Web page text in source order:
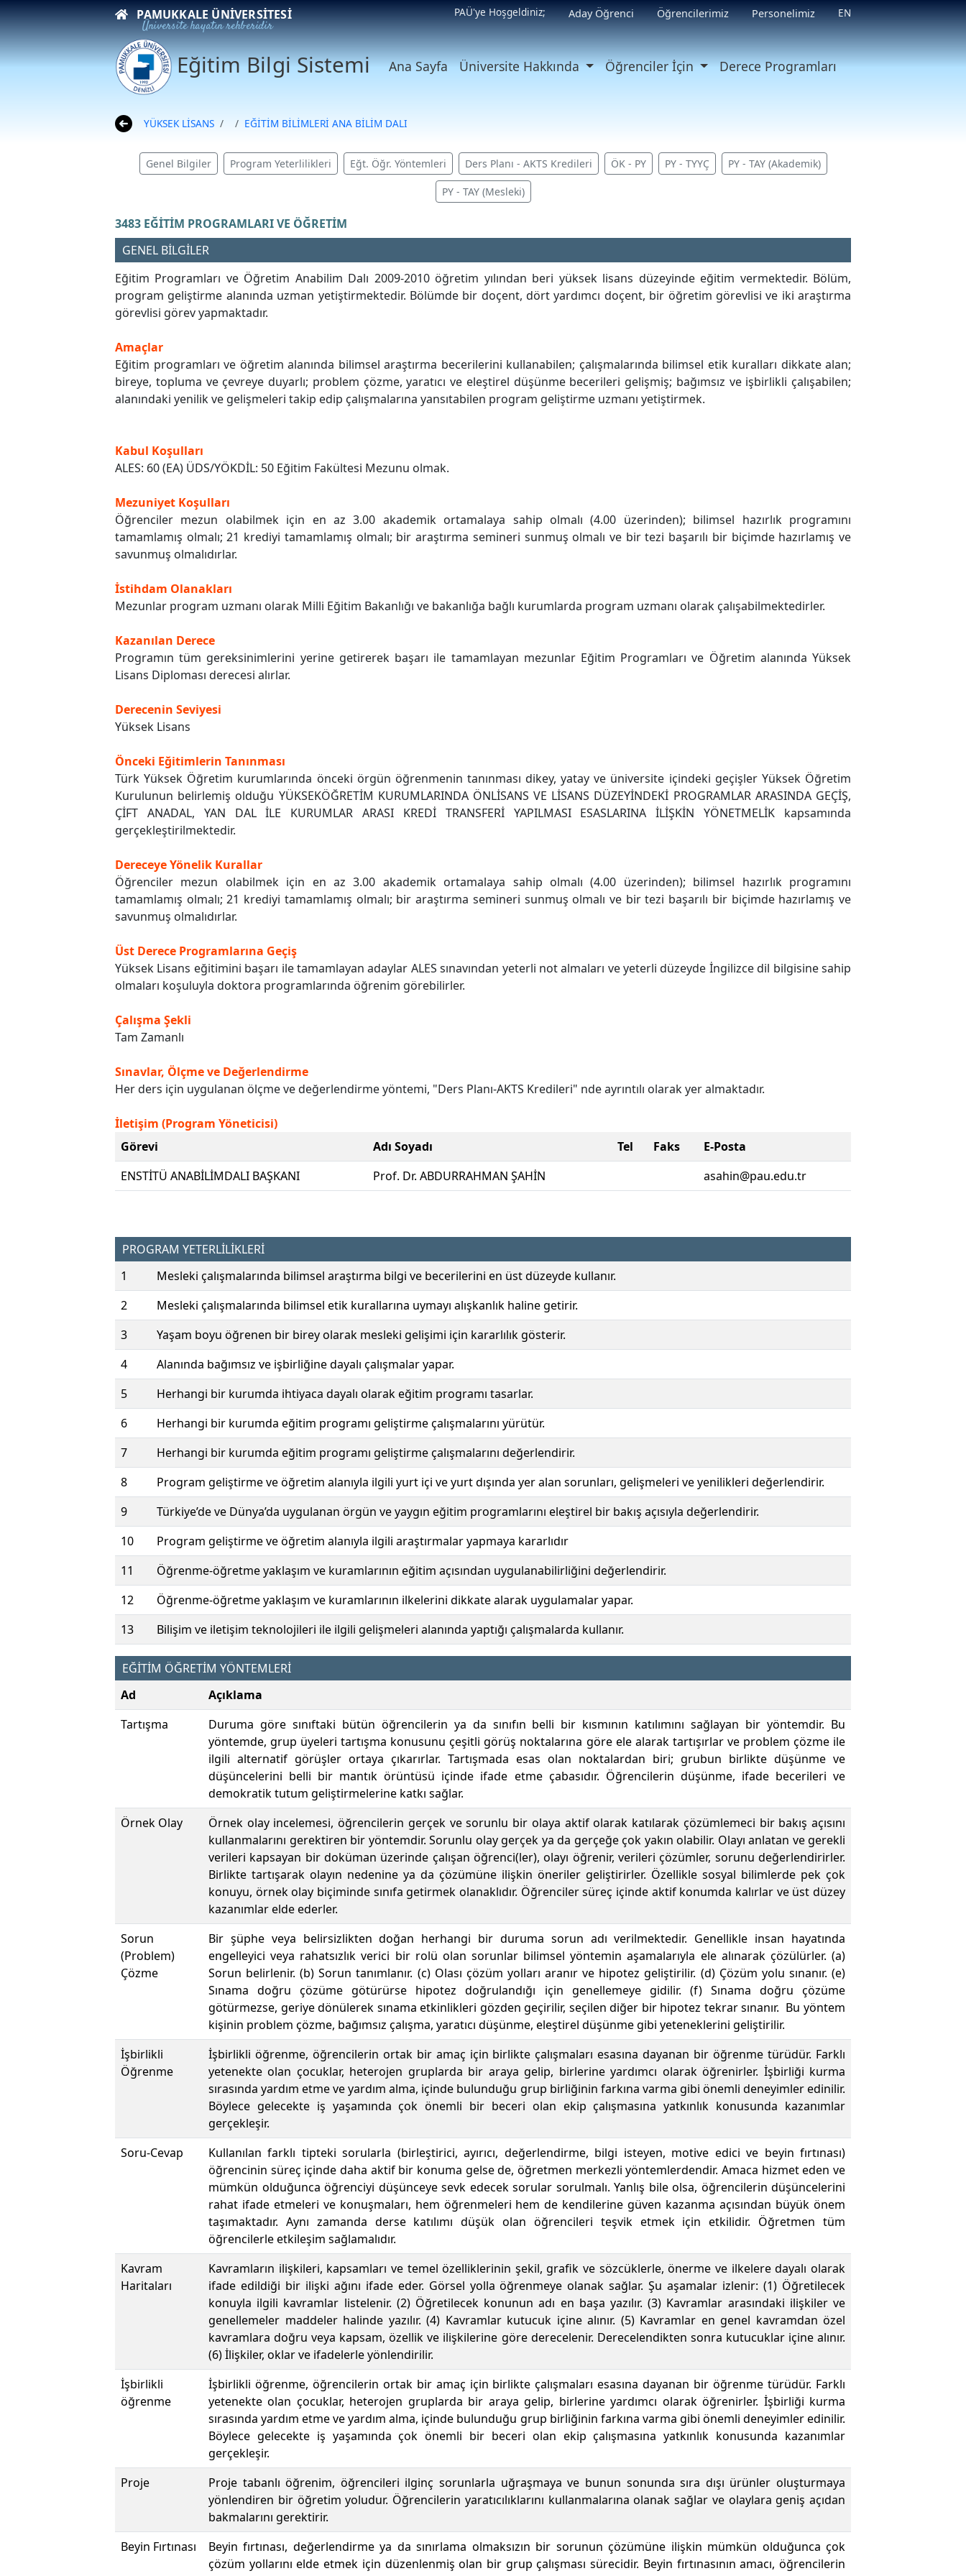
PAMUKKALE ÜNIVERSITESI
Üniversite hayatın rehberidir
PAÜ'ye Hoşgeldiniz; Aday Öğrenci Öğrencilerimiz Personelimiz EN
Eğitim Bilgi Sistemi Ana Sayfa Üniversite Hakkında Öğrenciler İçin Derece Programları
YÜKSEK LİSANS EĞİTİM BİLİMLERİ ANA BİLİM DALI
Genel Bilgiler Program Yeterlilikleri Eğt. Öğr. Yöntemleri Ders Planı - AKTS Kredileri ÖK - PY PY - TYYÇ PY - TAY (Akademik)
PY - TAY (Mesleki)
3483 EĞİTİM PROGRAMLARI VE ÖĞRETİM
GENEL BİLGİLER
Eğitim Programları ve Öğretim Anabilim Dalı 2009-2010 öğretim yılından beri yüksek lisans düzeyinde eğitim vermektedir. Bölüm,
program geliştirme alanında uzman yetiştirmektedir. Bölümde bir doçent, dört yardımcı doçent, bir öğretim görevlisi ve iki araştırma
görevlisi görev yapmaktadır.
Amaçlar
Eğitim programları ve öğretim alanında bilimsel araştırma becerilerini kullanabilen; çalışmalarında bilimsel etik kuralları dikkate alan;
bireye, topluma ve çevreye duyarlı; problem çözme, yaratıcı ve eleştirel düşünme becerileri gelişmiş; bağımsız ve işbirlikli çalışabilen;
alanındaki yenilik ve gelişmeleri takip edip çalışmalarına yansıtabilen program geliştirme uzmanı yetiştirmek.
Kabul Koşulları
ALES: 60 (EA) ÜDS/YÖKDİL: 50 Eğitim Fakültesi Mezunu olmak.
Mezuniyet Koşulları
Öğrenciler mezun olabilmek için en az 3.00 akademik ortamalaya sahip olmalı (4.00 üzerinden); bilimsel hazırlık programını
tamamlamış olmalı; 21 krediyi tamamlamış olmalı; bir araştırma semineri sunmuş olmalı ve bir tezi başarılı bir biçimde hazırlamış ve
savunmuş olmalıdırlar.
İstihdam Olanakları
Mezunlar program uzmanı olarak Milli Eğitim Bakanlığı ve bakanlığa bağlı kurumlarda program uzmanı olarak çalışabilmektedirler.
Kazanılan Derece
Programın tüm gereksinimlerini yerine getirerek başarı ile tamamlayan mezunlar Eğitim Programları ve Öğretim alanında Yüksek
Lisans Diploması derecesi alırlar.
Derecenin Seviyesi
Yüksek Lisans
Önceki Eğitimlerin Tanınması
Türk Yüksek Öğretim kurumlarında önceki örgün öğrenmenin tanınması dikey, yatay ve üniversite içindeki geçişler Yüksek Öğretim
Kurulunun belirlemiş olduğu YÜKSEKÖĞRETİM KURUMLARINDA ÖNLİSANS VE LİSANS DÜZEYİNDEKİ PROGRAMLAR ARASINDA GEÇİŞ,
ÇİFT ANADAL, YAN DAL İLE KURUMLAR ARASI KREDİ TRANSFERİ YAPILMASI ESASLARINA İLİŞKİN YÖNETMELİK kapsamında
gerçekleştirilmektedir.
Dereceye Yönelik Kurallar
Öğrenciler mezun olabilmek için en az 3.00 akademik ortamalaya sahip olmalı (4.00 üzerinden); bilimsel hazırlık programını
tamamlamış olmalı; 21 krediyi tamamlamış olmalı; bir araştırma semineri sunmuş olmalı ve bir tezi başarılı bir biçimde hazırlamış ve
savunmuş olmalıdırlar.
Üst Derece Programlarına Geçiş
Yüksek Lisans eğitimini başarı ile tamamlayan adaylar ALES sınavından yeterli not almaları ve yeterli düzeyde İngilizce dil bilgisine sahip
olmaları koşuluyla doktora programlarında öğrenim görebilirler.
Çalışma Şekli
Tam Zamanlı
Sınavlar, Ölçme ve Değerlendirme
Her ders için uygulanan ölçme ve değerlendirme yöntemi, "Ders Planı-AKTS Kredileri" nde ayrıntılı olarak yer almaktadır.
İletişim (Program Yöneticisi)
Görevi
Adı Soyadı Tel Faks
E-Posta
ENSTİTÜ ANABİLİMDALI BAŞKANI
Prof. Dr. ABDURRAHMAN ŞAHİN asahin@pau.edu.tr
PROGRAM YETERLİLİKLERİ
1
Mesleki çalışmalarında bilimsel araştırma bilgi ve becerilerini en üst düzeyde kullanır.
2
Mesleki çalışmalarında bilimsel etik kurallarına uymayı alışkanlık haline getirir.
3
Yaşam boyu öğrenen bir birey olarak mesleki gelişimi için kararlılık gösterir.
4
Alanında bağımsız ve işbirliğine dayalı çalışmalar yapar.
5
Herhangi bir kurumda ihtiyaca dayalı olarak eğitim programı tasarlar.
6
Herhangi bir kurumda eğitim programı geliştirme çalışmalarını yürütür.
7
Herhangi bir kurumda eğitim programı geliştirme çalışmalarını değerlendirir.
8
Program geliştirme ve öğretim alanıyla ilgili yurt içi ve yurt dışında yer alan sorunları, gelişmeleri ve yenilikleri değerlendirir.
9
Türkiye’de ve Dünya’da uygulanan örgün ve yaygın eğitim programlarını eleştirel bir bakış açısıyla değerlendirir.
10
Program geliştirme ve öğretim alanıyla ilgili araştırmalar yapmaya kararlıdır
11
Öğrenme-öğretme yaklaşım ve kuramlarının eğitim açısından uygulanabilirliğini değerlendirir.
12
Öğrenme-öğretme yaklaşım ve kuramlarının ilkelerini dikkate alarak uygulamalar yapar.
13
Bilişim ve iletişim teknolojileri ile ilgili gelişmeleri alanında yaptığı çalışmalarda kullanır.
EĞİTİM ÖĞRETİM YÖNTEMLERİ
Ad
Açıklama
Tartışma
Duruma göre sınıftaki bütün öğrencilerin ya da sınıfın belli bir kısmının katılımını sağlayan bir yöntemdir. Bu
yöntemde, grup üyeleri tartışma konusunu çeşitli görüş noktalarına göre ele alarak tartışırlar ve problem çözme ile
ilgili alternatif görüşler ortaya çıkarırlar. Tartışmada esas olan noktalardan biri; grubun birlikte düşünme ve
düşüncelerini belli bir mantık örüntüsü içinde ifade etme çabasıdır. Öğrencilerin düşünme, ifade becerileri ve
demokratik tutum geliştirmelerine katkı sağlar.
Örnek Olay
Örnek olay incelemesi, öğrencilerin gerçek ve sorunlu bir olaya aktif olarak katılarak çözümlemeci bir bakış açısını
kullanmalarını gerektiren bir yöntemdir. Sorunlu olay gerçek ya da gerçeğe çok yakın olabilir. Olayı anlatan ve gerekli
verileri kapsayan bir doküman üzerinde çalışan öğrenci(ler), olayı öğrenir, verileri çözümler, sorunu değerlendirirler.
Birlikte tartışarak olayın nedenine ya da çözümüne ilişkin öneriler geliştirirler. Özellikle sosyal bilimlerde pek çok
konuyu, örnek olay biçiminde sınıfa getirmek olanaklıdır. Öğrenciler süreç içinde aktif konumda kalırlar ve üst düzey
kazanımlar elde ederler.
Sorun
(Problem)
Çözme
Bir şüphe veya belirsizlikten doğan herhangi bir duruma sorun adı verilmektedir. Genellikle insan hayatında
engelleyici veya rahatsızlık verici bir rolü olan sorunlar bilimsel yöntemin aşamalarıyla ele alınarak çözülürler. (a)
Sorun belirlenir. (b) Sorun tanımlanır. (c) Olası çözüm yolları aranır ve hipotez geliştirilir. (d) Çözüm yolu sınanır. (e)
Sınama doğru çözüme götürürse hipotez doğrulandığı için genellemeye gidilir. (f) Sınama doğru çözüme
götürmezse, geriye dönülerek sınama etkinlikleri gözden geçirilir, seçilen diğer bir hipotez tekrar sınanır. Bu yöntem
kişinin problem çözme, bağımsız çalışma, yaratıcı düşünme, eleştirel düşünme gibi yeteneklerini geliştirilir.
İşbirlikli
Öğrenme
İşbirlikli öğrenme, öğrencilerin ortak bir amaç için birlikte çalışmaları esasına dayanan bir öğrenme türüdür. Farklı
yetenekte olan çocuklar, heterojen gruplarda bir araya gelip, birlerine yardımcı olarak öğrenirler. İşbirliği kurma
sırasında yardım etme ve yardım alma, içinde bulunduğu grup birliğinin farkına varma gibi önemli deneyimler edinilir.
Böylece gelecekte iş yaşamında çok önemli bir beceri olan ekip çalışmasına yatkınlık konusunda kazanımlar
gerçekleşir.
Soru-Cevap
Kullanılan farklı tipteki sorularla (birleştirici, ayırıcı, değerlendirme, bilgi isteyen, motive edici ve beyin fırtınası)
öğrencinin süreç içinde daha aktif bir konuma gelse de, öğretmen merkezli yöntemlerdendir. Amaca hizmet eden ve
mümkün olduğunca öğrenciyi düşünceye sevk edecek sorular sorulmalı. Yanlış bile olsa, öğrencilerin düşüncelerini
rahat ifade etmeleri ve konuşmaları, hem öğrenmeleri hem de kendilerine güven kazanma açısından büyük önem
taşımaktadır. Aynı zamanda derse katılımı düşük olan öğrencileri teşvik etmek için etkilidir. Öğretmen tüm
öğrencilerle etkileşim sağlamalıdır.
Kavram
Haritaları
Kavramların ilişkileri, kapsamları ve temel özelliklerinin şekil, grafik ve sözcüklerle, önerme ve ilkelere dayalı olarak
ifade edildiği bir ilişki ağını ifade eder. Görsel yolla öğrenmeye olanak sağlar. Şu aşamalar izlenir: (1) Öğretilecek
konuyla ilgili kavramlar listelenir. (2) Öğretilecek konunun adı en başa yazılır. (3) Kavramlar arasındaki ilişkiler ve
genellemeler maddeler halinde yazılır. (4) Kavramlar kutucuk içine alınır. (5) Kavramlar en genel kavramdan özel
kavramlara doğru veya kapsam, özellik ve ilişkilerine göre derecelenir. Derecelendikten sonra kutucuklar içine alınır.
(6) İlişkiler, oklar ve ifadelerle yönlendirilir.
İşbirlikli
öğrenme
İşbirlikli öğrenme, öğrencilerin ortak bir amaç için birlikte çalışmaları esasına dayanan bir öğrenme türüdür. Farklı
yetenekte olan çocuklar, heterojen gruplarda bir araya gelip, birlerine yardımcı olarak öğrenirler. İşbirliği kurma
sırasında yardım etme ve yardım alma, içinde bulunduğu grup birliğinin farkına varma gibi önemli deneyimler edinilir.
Böylece gelecekte iş yaşamında çok önemli bir beceri olan ekip çalışmasına yatkınlık konusunda kazanımlar
gerçekleşir.
Proje
Proje tabanlı öğrenim, öğrencileri ilginç sorunlarla uğraşmaya ve bunun sonunda sıra dışı ürünler oluşturmaya
yönlendiren bir öğretim yoludur. Öğrencilerin yaratıcılıklarını kullanmalarına olanak sağlar ve olaylara geniş açıdan
bakmalarını gerektirir.
Beyin Fırtınası
Beyin fırtınası, değerlendirme ya da sınırlama olmaksızın bir sorunun çözümüne ilişkin mümkün olduğunca çok
çözüm yollarını elde etmek için düzenlenmiş olan bir grup çalışması sürecidir. Beyin fırtınasının amacı, öğrencilerin